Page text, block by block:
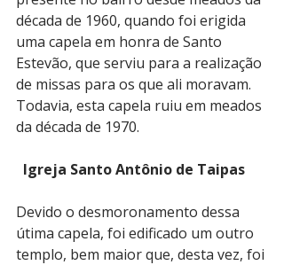
década de 1960, quando foi erigida
uma capela em honra de Santo
Estevão, que serviu para a realização
de missas para os que ali moravam.
Todavia, esta capela ruiu em meados
da década de 1970.
Igreja Santo Antônio de Taipas
Devido o desmoronamento dessa
útima capela, foi edificado um outro
templo, bem maior que, desta vez, foi